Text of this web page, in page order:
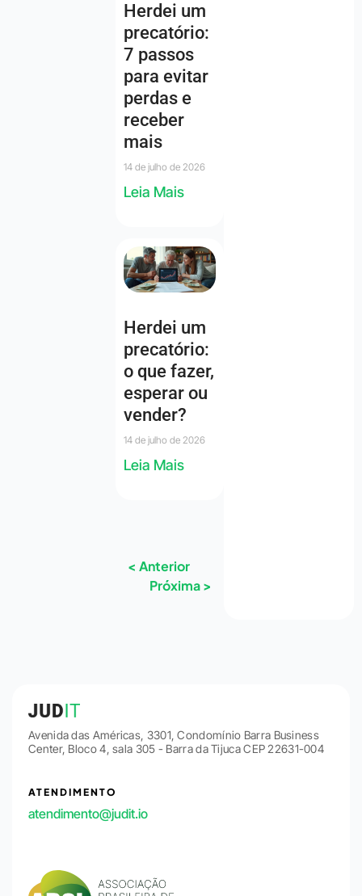
Herdei um
precatório:
7 passos
para evitar
perdas e
receber
mais
14 de julho de 2026
Leia Mais
Herdei um
precatório:
o que fazer,
esperar ou
vender?
14 de julho de 2026
Leia Mais
< Anterior
Próxima >
Avenida das Américas, 3301, Condomínio Barra Business
Center, Bloco 4, sala 305 - Barra da Tijuca CEP 22631-004
ATENDIMENTO
atendimento@judit.io